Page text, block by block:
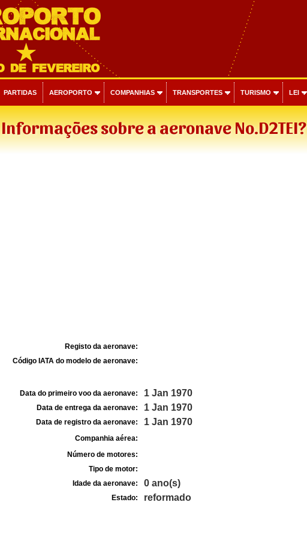
PARTIDAS AEROPORTO COMPANHIAS TRANSPORTES TURISMO LEI
Informações sobre a aeronave No.D2TEI?
Registo da aeronave:
Código IATA do modelo de aeronave:
Data do primeiro voo da aeronave: 1 Jan 1970
Data de entrega da aeronave: 1 Jan 1970
Data de registro da aeronave: 1 Jan 1970
Companhia aérea:
Número de motores:
Tipo de motor:
Idade da aeronave:
0 ano(s)
Estado: reformado